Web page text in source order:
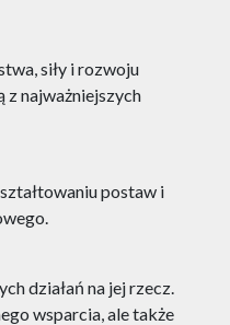
siły i rozwoju
z najważniejszych
postaw i
działań na jej rzecz.
wsparcia, ale także